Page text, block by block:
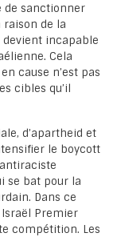
de sanctionner
raison de la
incapable
Cela
cause n’est pas
cibles qu’il
d’apartheid et
le boycott
se bat pour la
Dans ce
Israël Premier
compétition. Les